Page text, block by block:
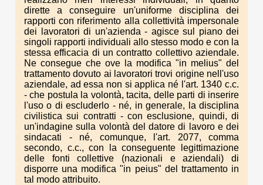
dirette a conseguire un'uniforme disciplina dei
rapporti con riferimento alla collettività impersonale
dei lavoratori di un'azienda - agisce sul piano dei
singoli rapporti individuali allo stesso modo e con la
stessa efficacia di un contratto collettivo aziendale.
Ne consegue che ove la modifica "in melius" del
trattamento dovuto ai lavoratori trovi origine nell'uso
aziendale, ad essa non si applica né l'art. 1340 c.c.
- che postula la volontà, tacita, delle parti di inserire
l'uso o di escluderlo - né, in generale, la disciplina
civilistica sui contratti - con esclusione, quindi, di
un'indagine sulla volontà del datore di lavoro e dei
sindacati - né, comunque, l'art. 2077, comma
secondo, c.c., con la conseguente legittimazione
delle fonti collettive (nazionali e aziendali) di
disporre una modifica "in peius" del trattamento in
tal modo attribuito.